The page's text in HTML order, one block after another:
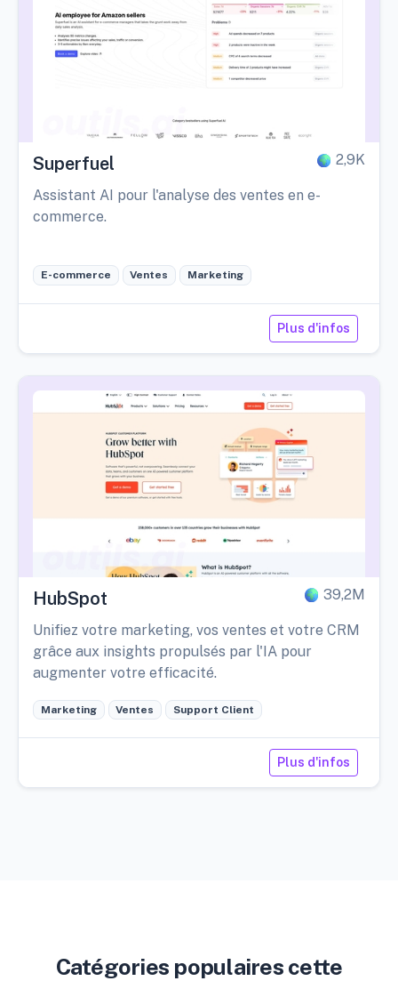
Superfuel 2,9K
Assistant AI pour l'analyse des ventes en e-
commerce.
E-commerce Ventes Marketing
Plus d'infos
HubSpot 39,2M
Unifiez votre marketing, vos ventes et votre CRM
grâce aux insights propulsés par l'IA pour
augmenter votre efficacité.
Marketing Ventes Support Client
Plus d'infos
Catégories populaires cette